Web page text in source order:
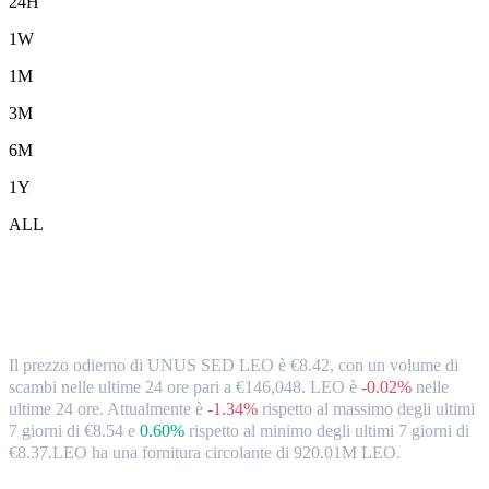
1W
1M
3M
6M
1Y
ALL
Il prezzo odierno di UNUS SED LEO è €8.42, con un volume di
scambi nelle ultime 24 ore pari a €146,048. LEO è -0.02% nelle
ultime 24 ore. Attualmente è -1.34% rispetto al massimo degli ultimi
7 giorni di €8.54 e 0.60% rispetto al minimo degli ultimi 7 giorni di
€8.37.LEO ha una fornitura circolante di 920.01M LEO.